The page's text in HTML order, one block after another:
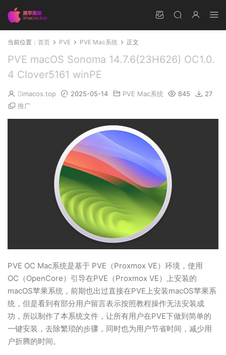
当前位置： 首页 PVE PVE Mac系统 正文
PVE macOS Sonoma 14.7.6(23H626) OC1.0.
4 Clover5161 winPE
imacos.top 2025-05-14 PVE Mac系统 845
27
推广
PVE OC Mac系统是基于 PVE（Proxmox VE）环境，使用
OC（OpenCore）引导在PVE（Proxmox VE）上安装的
macOS苹果系统，前期也出过直接在PVE上安装macOS苹果系
统，但是看到有部分用户留言表示按照教程操作无法安装成
功，所以制作了本系统文件，让所有用户在PVE下做到简单的
一键安装，去除繁琐的步骤，同时也为用户节省时间，减少用
户折腾的时间。